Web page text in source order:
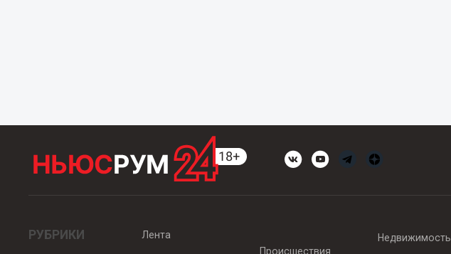
РУБРИКИ
Лента
Происшествия
Недвижимость